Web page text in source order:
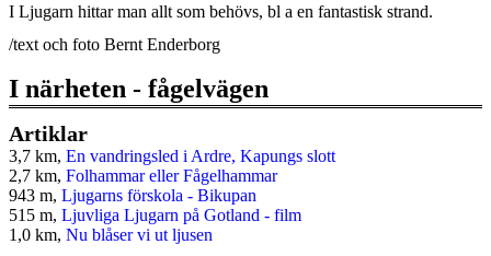
I Ljugarn hittar man allt som behövs, bl a en fantastisk strand.
/text och foto Bernt Enderborg
I närheten - fågelvägen
Artiklar
3,7 km, En vandringsled i Ardre, Kapungs slott
2,7 km, Folhammar eller Fågelhammar
943 m, Ljugarns förskola - Bikupan
515 m, Ljuvliga Ljugarn på Gotland - film
1,0 km, Nu blåser vi ut ljusen